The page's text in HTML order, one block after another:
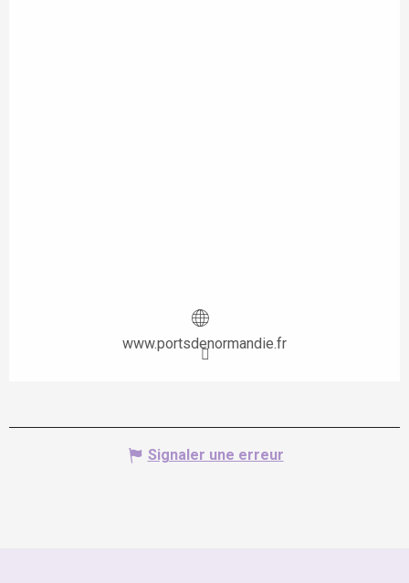
www.portsdenormandie.fr
Signaler une erreur